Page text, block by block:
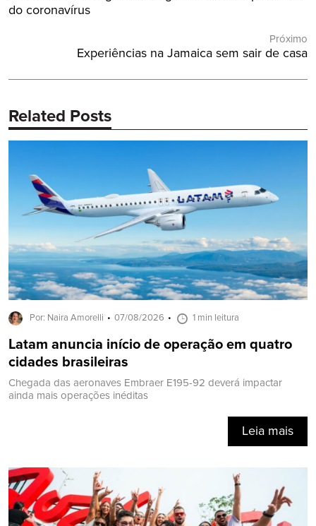
Post
Anterior:
do coronavírus
Próximo
Próximo
Experiências na Jamaica sem sair de casa
Related Posts
Por: Naira Amorelli 07/08/2026 1 min leitura
Latam anuncia início de operação em quatro
cidades brasileiras
Chegada das aeronaves Embraer E195-92 deverá impactar
ainda mais operações inéditas
Leia mais